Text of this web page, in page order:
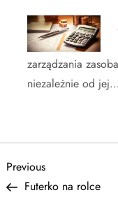
zarządzania
niezależnie od jej…
N
Previous
Post
Previous
Futerko na rolce